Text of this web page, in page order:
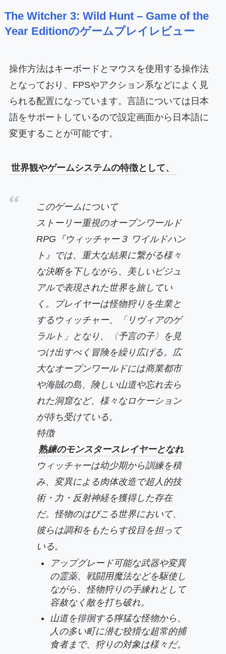
The Witcher 3: Wild Hunt – Game of the
Year Editionのゲームプレイレビュー
操作方法はキーボードとマウスを使用する操作法
となっており、FPSやアクション系などによく見
られる配置になっています。言語については日本
語をサポートしているので設定画面から日本語に
変更することが可能です。
世界観やゲームシステムの特徴として、
このゲームについて
ストーリー重視のオープンワールド
RPG『ウィッチャー３ ワイルドハン
ト』では、重大な結果に繋がる様々
な決断を下しながら、美しいビジュ
アルで表現された世界を旅してい
く。プレイヤーは怪物狩りを生業と
するウィッチャー、「リヴィアのゲ
ラルト」となり、〈予言の子〉を見
つけ出すべく冒険を繰り広げる。広
大なオープンワールドには商業都市
や海賊の島、険しい山道や忘れ去ら
れた洞窟など、様々なロケーション
が待ち受けている。
特徴
熟練のモンスタースレイヤーとなれ
ウィッチャーは幼少期から訓練を積
み、変異による肉体改造で超人的技
術・力・反射神経を獲得した存在
だ。怪物のはびこる世界において、
彼らは調和をもたらす役目を担って
いる。
アップグレード可能な武器や変異
の霊薬、戦闘用魔法などを駆使し
ながら、怪物狩りの手練れとして
容赦なく敵を打ち破れ。
山道を徘徊する獰猛な怪物から、
人の多い町に潜む狡猾な超常的捕
食者まで、狩りの対象は様々だ。